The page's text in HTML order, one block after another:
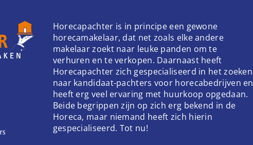
Horecapachter is in principe een gewone
horecamakelaar, dat net zoals elke andere
makelaar zoekt naar leuke panden om te
verhuren en te verkopen. Daarnaast heeft
Horecapachter zich gespecialiseerd in het zoeken
naar kandidaat-pachters voor horecabedrijven en
heeft erg veel ervaring met huurkoop opgedaan.
Beide begrippen zijn op zich erg bekend in de
Horeca, maar niemand heeft zich hierin
gespecialiseerd. Tot nu!